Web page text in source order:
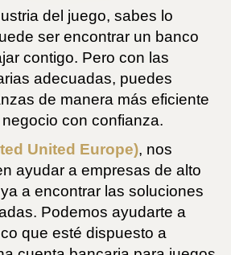
del juego, sabes lo
ser encontrar un banco
contigo. Pero con las
adecuadas, puedes
de manera más eficiente
con confianza.
United Europe), nos
ayudar a empresas de alto
a encontrar las soluciones
Podemos ayudarte a
que esté dispuesto a